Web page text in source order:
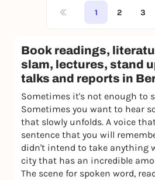
1 2 3
Book readings,
slam, lectures, stand
talks and reports in
Sometimes it's not enough to
Sometimes you want to hear
that slowly unfolds. A voice
sentence that you will
didn't intend to take anything
city that has an incredible
The scene for spoken word,